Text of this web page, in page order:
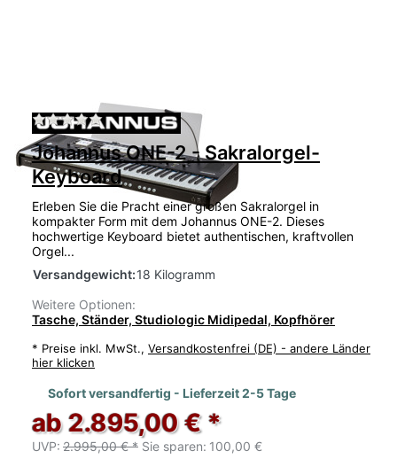
Zu diesem Produkt liegen noch keine
Johannus ONE-2 - Sakralorgel-
Keyboard
Erleben Sie die Pracht einer großen Sakralorgel in
kompakter Form mit dem Johannus ONE-2. Dieses
hochwertige Keyboard bietet authentischen, kraftvollen
Orgel...
Versandgewicht:18 Kilogramm
Weitere Optionen:
Tasche, Ständer, Studiologic Midipedal, Kopfhörer
* Preise inkl. MwSt., Versandkostenfrei (DE) - andere Länder
hier klicken
Sofort versandfertig - Lieferzeit 2-5 Tage
ab 2.895,00 € *
UVP: 2.995,00 € * Sie sparen: 100,00 €